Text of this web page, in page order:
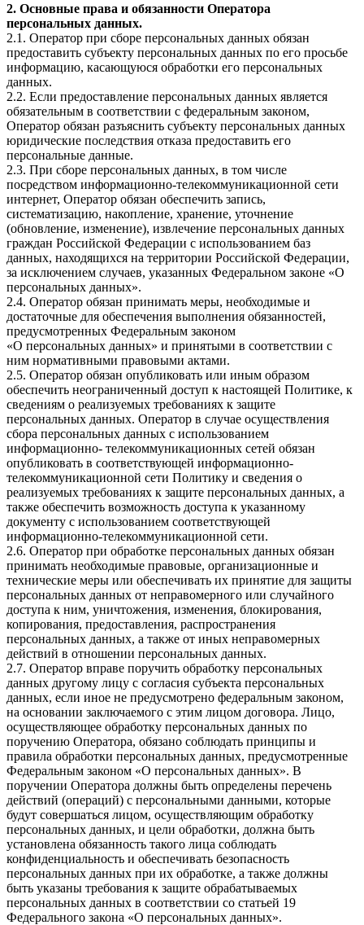
2. Основные права и обязанности Оператора
персональных данных.
2.1. Оператор при сборе персональных данных обязан
предоставить субъекту персональных данных по его просьбе
информацию, касающуюся обработки его персональных
данных.
2.2. Если предоставление персональных данных является
обязательным в соответствии с федеральным законом,
Оператор обязан разъяснить субъекту персональных данных
юридические последствия отказа предоставить его
персональные данные.
2.3. При сборе персональных данных, в том числе
посредством информационно-телекоммуникационной сети
интернет, Оператор обязан обеспечить запись,
систематизацию, накопление, хранение, уточнение
(обновление, изменение), извлечение персональных данных
граждан Российской Федерации с использованием баз
данных, находящихся на территории Российской Федерации,
за исключением случаев, указанных Федеральном законе «О
персональных данных».
2.4. Оператор обязан принимать меры, необходимые и
достаточные для обеспечения выполнения обязанностей,
предусмотренных Федеральным законом
«О персональных данных» и принятыми в соответствии с
ним нормативными правовыми актами.
2.5. Оператор обязан опубликовать или иным образом
обеспечить неограниченный доступ к настоящей Политике, к
сведениям о реализуемых требованиях к защите
персональных данных. Оператор в случае осуществления
сбора персональных данных с использованием
информационно- телекоммуникационных сетей обязан
опубликовать в соответствующей информационно-
телекоммуникационной сети Политику и сведения о
реализуемых требованиях к защите персональных данных, а
также обеспечить возможность доступа к указанному
документу с использованием соответствующей
информационно-телекоммуникационной сети.
2.6. Оператор при обработке персональных данных обязан
принимать необходимые правовые, организационные и
технические меры или обеспечивать их принятие для защиты
персональных данных от неправомерного или случайного
доступа к ним, уничтожения, изменения, блокирования,
копирования, предоставления, распространения
персональных данных, а также от иных неправомерных
действий в отношении персональных данных.
2.7. Оператор вправе поручить обработку персональных
данных другому лицу с согласия субъекта персональных
данных, если иное не предусмотрено федеральным законом,
на основании заключаемого с этим лицом договора. Лицо,
осуществляющее обработку персональных данных по
поручению Оператора, обязано соблюдать принципы и
правила обработки персональных данных, предусмотренные
Федеральным законом «О персональных данных». В
поручении Оператора должны быть определены перечень
действий (операций) с персональными данными, которые
будут совершаться лицом, осуществляющим обработку
персональных данных, и цели обработки, должна быть
установлена обязанность такого лица соблюдать
конфиденциальность и обеспечивать безопасность
персональных данных при их обработке, а также должны
быть указаны требования к защите обрабатываемых
персональных данных в соответствии со статьей 19
Федерального закона «О персональных данных».